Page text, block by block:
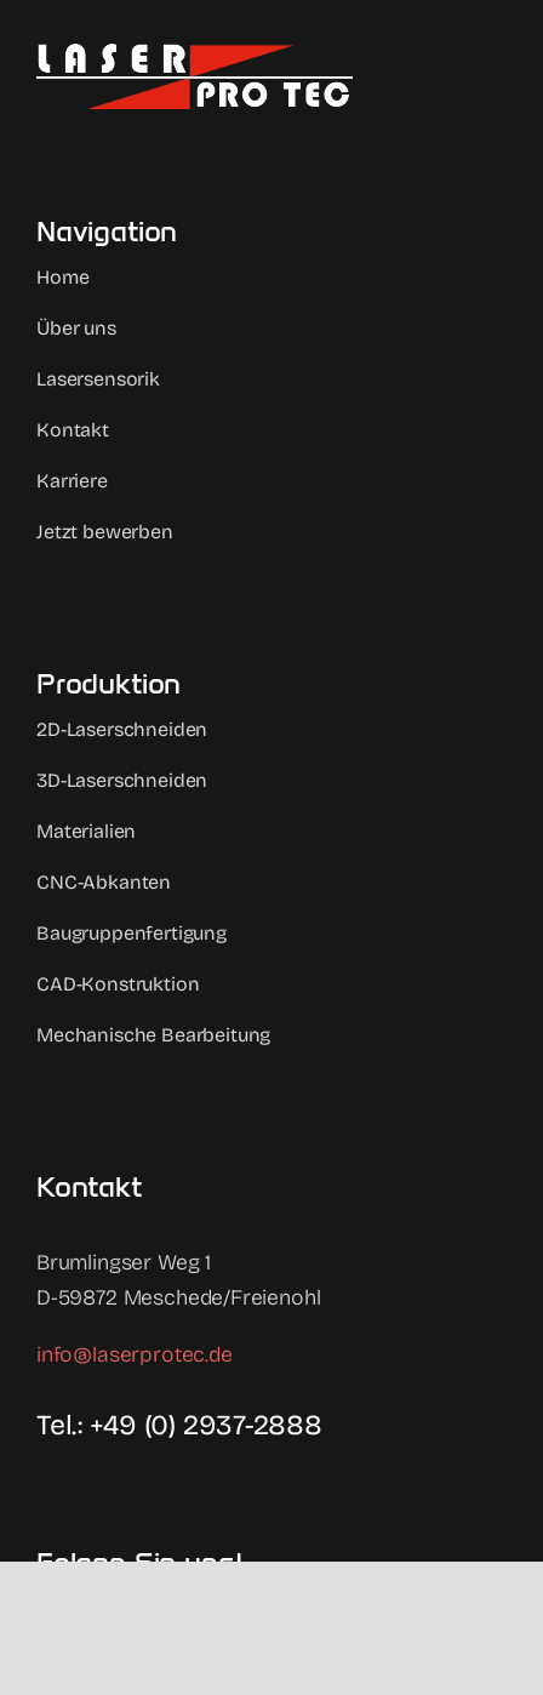
Navigation
Home
Über uns
Lasersensorik
Kontakt
Karriere
Jetzt bewerben
Produktion
2D-Laserschneiden
3D-Laserschneiden
Materialien
CNC-Abkanten
Baugruppenfertigung
CAD-Konstruktion
Mechanische Bearbeitung
Kontakt
Brumlingser Weg 1
D-59872 Meschede/Freienohl
info@laserprotec.de
Tel.: +49 (0) 2937-2888
Folgen Sie uns!